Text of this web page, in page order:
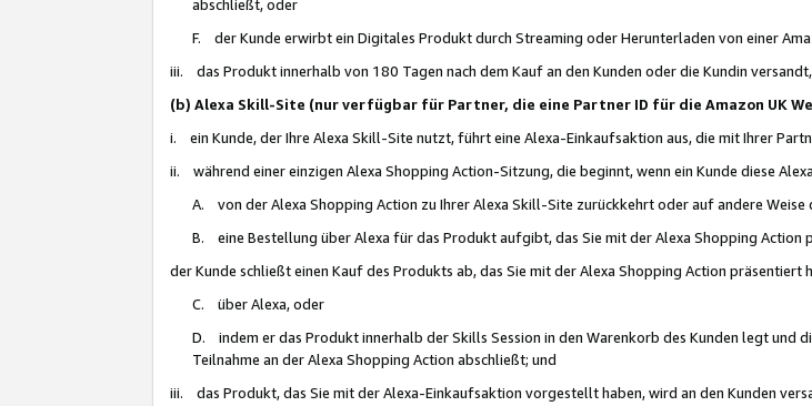
abschließt, oder
F. der Kunde erwirbt ein Digitales Produkt durch Streaming oder Herunterladen von einer
iii. das Produkt innerhalb von 180 Tagen nach dem Kauf an den Kunden oder die Kundin
(b) Alexa Skill-Site (nur verfügbar für Partner, die eine Partner ID für die Amazon UK
i. ein Kunde, der Ihre Alexa Skill-Site nutzt, führt eine Alexa-Einkaufsaktion aus, die mit Ihrer
ii. während einer einzigen Alexa Shopping Action-Sitzung, die beginnt, wenn ein Kunde diese
A. von der Alexa Shopping Action zu Ihrer Alexa Skill-Site zurückkehrt oder auf andere Weise
B. eine Bestellung über Alexa für das Produkt aufgibt, das Sie mit der Alexa Shopping Action
der Kunde schließt einen Kauf des Produkts ab, das Sie mit der Alexa Shopping Action präsentiert
C. über Alexa, oder
D. indem er das Produkt innerhalb der Skills Session in den Warenkorb des Kunden legt und
Teilnahme an der Alexa Shopping Action abschließt; und
iii. das Produkt, das Sie mit der Alexa-Einkaufsaktion vorgestellt haben, wird an den Kunden